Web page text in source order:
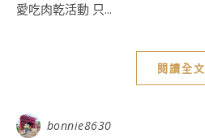
愛吃肉乾活動 只...
閱讀全文
bonnie8630